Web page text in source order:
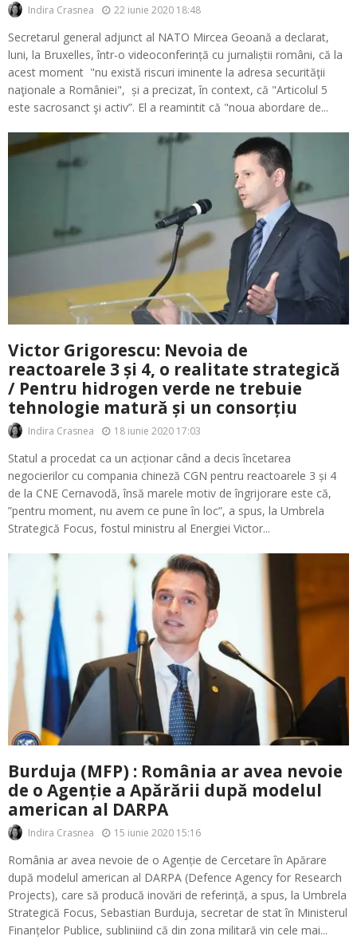
Indira Crasnea 22 iunie 2020 18:48
Secretarul general adjunct al NATO Mircea Geoană a declarat,
luni, la Bruxelles, într-o videoconferință cu jurnaliștii români, că la
acest moment "nu există riscuri iminente la adresa securităţii
naţionale a României", și a precizat, în context, că "Articolul 5
este sacrosanct şi activ”. El a reamintit că "noua abordare de...
Victor Grigorescu: Nevoia de
reactoarele 3 și 4, o realitate strategică
/ Pentru hidrogen verde ne trebuie
tehnologie matură și un consorțiu
Indira Crasnea 18 iunie 2020 17:03
Statul a procedat ca un acționar când a decis încetarea
negocierilor cu compania chineză CGN pentru reactoarele 3 și 4
de la CNE Cernavodă, însă marele motiv de îngrijorare este că,
”pentru moment, nu avem ce pune în loc”, a spus, la Umbrela
Strategică Focus, fostul ministru al Energiei Victor...
Burduja (MFP) : România ar avea nevoie
de o Agenție a Apărării după modelul
american al DARPA
Indira Crasnea 15 iunie 2020 15:16
România ar avea nevoie de o Agenție de Cercetare în Apărare
după modelul american al DARPA (Defence Agency for Research
Projects), care să producă inovări de referință, a spus, la Umbrela
Strategică Focus, Sebastian Burduja, secretar de stat în Ministerul
Finanțelor Publice, subliniind că din zona militară vin cele mai...